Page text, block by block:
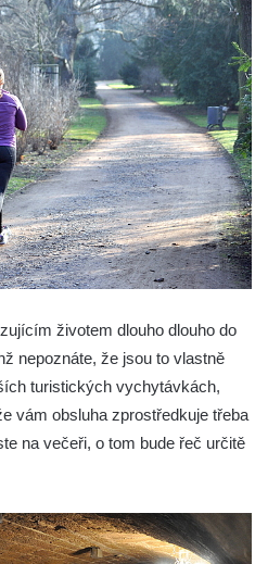
životem dlouho dlouho do
nepoznáte, že jsou to vlastně
turistických vychytávkách,
vám obsluha zprostředkuje třeba
na večeři, o tom bude řeč určitě